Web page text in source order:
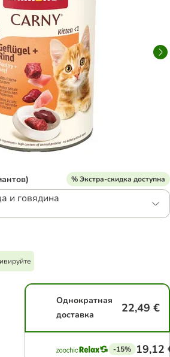
% Экстра-скидка доступна
и говядина
Однократная
доставка
22,49 €
-15% 19,12